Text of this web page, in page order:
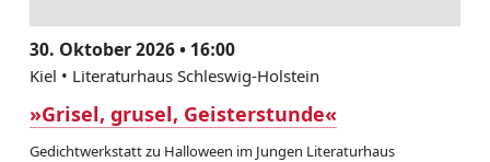
30. Oktober 2026 • 16:00
Kiel • Literaturhaus Schleswig-Holstein
»Grisel, grusel, Geisterstunde«
Gedichtwerkstatt zu Halloween im Jungen Literaturhaus